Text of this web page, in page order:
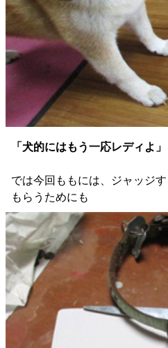
「犬的にはもう一応レディよ」
では今回ももには、ジャッジ
もらうためにも